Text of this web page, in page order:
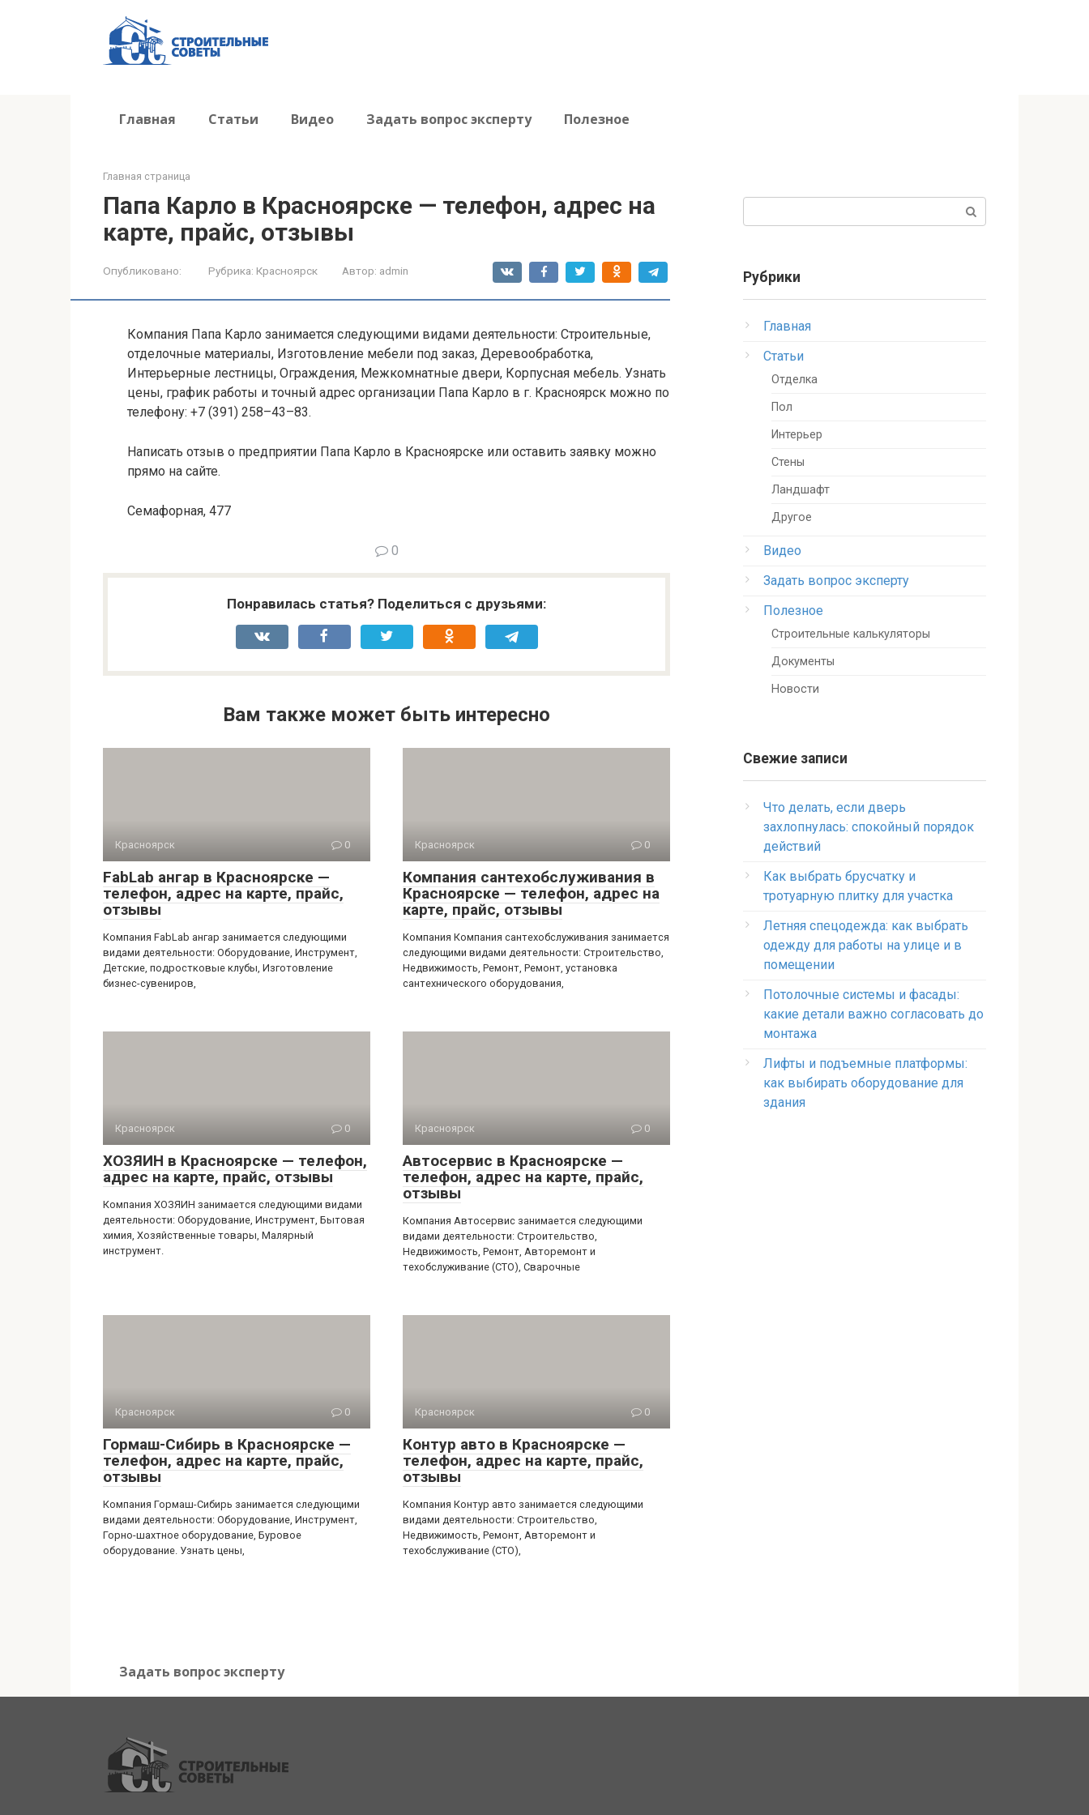
Главная Статьи Видео Задать вопрос эксперту Полезное
Главная страница
Папа Карло в Красноярске — телефон, адрес на
карте, прайс, отзывы
Опубликовано: Рубрика: Красноярск Автор: admin
Компания Папа Карло занимается следующими видами деятельности: Строительные,
отделочные материалы, Изготовление мебели под заказ, Деревообработка,
Интерьерные лестницы, Ограждения, Межкомнатные двери, Корпусная мебель. Узнать
цены, график работы и точный адрес организации Папа Карло в г. Красноярск можно по
телефону: +7 (391) 258–43–83.
Написать отзыв о предприятии Папа Карло в Красноярске или оставить заявку можно
прямо на сайте.
Семафорная, 477
0
Понравилась статья? Поделиться с друзьями:
Вам также может быть интересно
Красноярск 0
FabLab ангар в Красноярске —
телефон, адрес на карте, прайс,
отзывы
Компания FabLab ангар занимается следующими
видами деятельности: Оборудование, Инструмент,
Детские, подростковые клубы, Изготовление
бизнес-сувениров,
Красноярск 0
Компания сантехобслуживания в
Красноярске — телефон, адрес на
карте, прайс, отзывы
Компания Компания сантехобслуживания занимается
следующими видами деятельности: Строительство,
Недвижимость, Ремонт, Ремонт, установка
сантехнического оборудования,
Красноярск 0
ХОЗЯИН в Красноярске — телефон,
адрес на карте, прайс, отзывы
Компания ХОЗЯИН занимается следующими видами
деятельности: Оборудование, Инструмент, Бытовая
химия, Хозяйственные товары, Малярный
инструмент.
Красноярск 0
Автосервис в Красноярске —
телефон, адрес на карте, прайс,
отзывы
Компания Автосервис занимается следующими
видами деятельности: Строительство,
Недвижимость, Ремонт, Авторемонт и
техобслуживание (СТО), Сварочные
Красноярск 0
Гормаш-Сибирь в Красноярске —
телефон, адрес на карте, прайс,
отзывы
Компания Гормаш-Сибирь занимается следующими
видами деятельности: Оборудование, Инструмент,
Горно-шахтное оборудование, Буровое
оборудование. Узнать цены,
Красноярск 0
Контур авто в Красноярске —
телефон, адрес на карте, прайс,
отзывы
Компания Контур авто занимается следующими
видами деятельности: Строительство,
Недвижимость, Ремонт, Авторемонт и
техобслуживание (СТО),
Рубрики
Главная
Статьи
Отделка
Пол
Интерьер
Стены
Ландшафт
Другое
Видео
Задать вопрос эксперту
Полезное
Строительные калькуляторы
Документы
Новости
Свежие записи
Что делать, если дверь
захлопнулась: спокойный порядок
действий
Как выбрать брусчатку и
тротуарную плитку для участка
Летняя спецодежда: как выбрать
одежду для работы на улице и в
помещении
Потолочные системы и фасады:
какие детали важно согласовать до
монтажа
Лифты и подъемные платформы:
как выбирать оборудование для
здания
Задать вопрос эксперту